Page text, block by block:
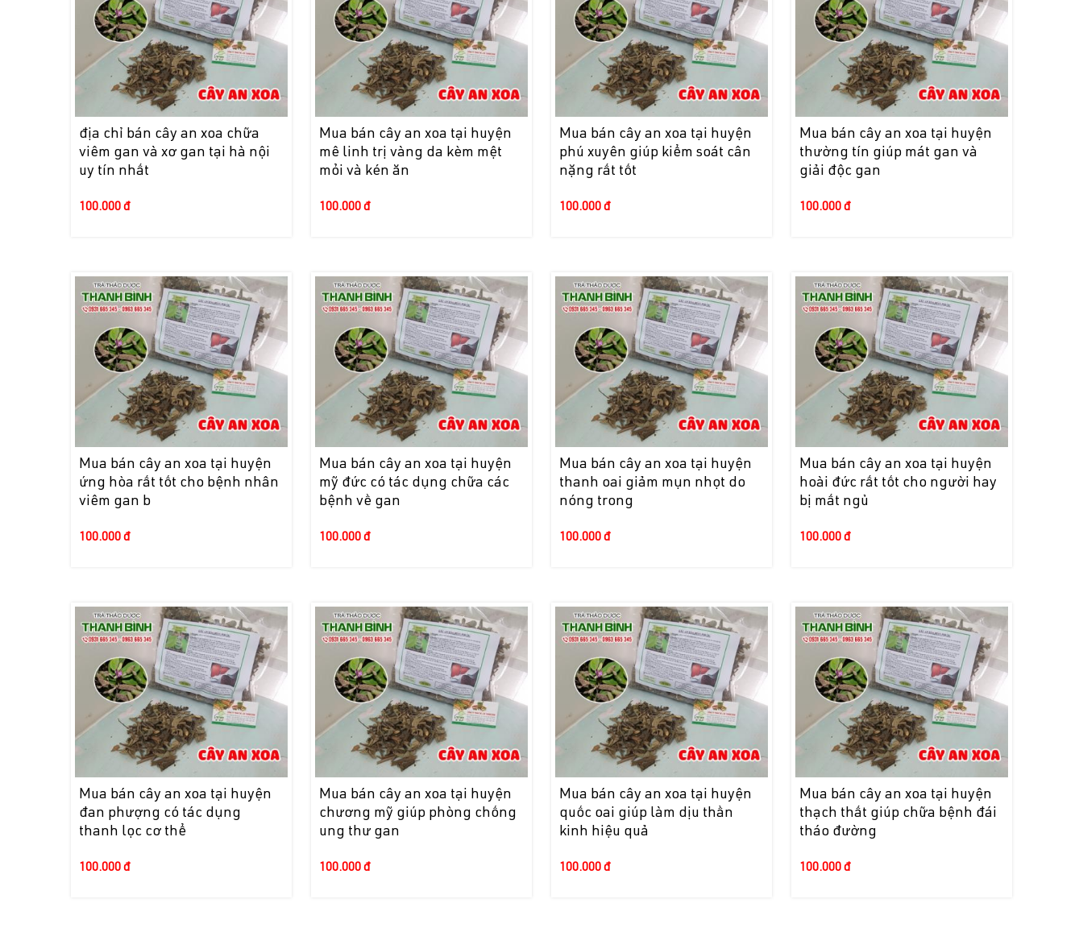
địa chỉ bán cây an xoa chữa
viêm gan và xơ gan tại hà nội
uy tín nhất
100.000 đ
Mua bán cây an xoa tại huyện
mê linh trị vàng da kèm mệt
mỏi và kén ăn
100.000 đ
Mua bán cây an xoa tại huyện
phú xuyên giúp kiểm soát cân
nặng rất tốt
100.000 đ
Mua bán cây an xoa tại huyện
thường tín giúp mát gan và
giải độc gan
100.000 đ
Mua bán cây an xoa tại huyện
ứng hòa rất tốt cho bệnh nhân
viêm gan b
100.000 đ
Mua bán cây an xoa tại huyện
mỹ đức có tác dụng chữa các
bệnh về gan
100.000 đ
Mua bán cây an xoa tại huyện
thanh oai giảm mụn nhọt do
nóng trong
100.000 đ
Mua bán cây an xoa tại huyện
hoài đức rất tốt cho người hay
bị mất ngủ
100.000 đ
Mua bán cây an xoa tại huyện
đan phượng có tác dụng
thanh lọc cơ thể
100.000 đ
Mua bán cây an xoa tại huyện
chương mỹ giúp phòng chống
ung thư gan
100.000 đ
Mua bán cây an xoa tại huyện
quốc oai giúp làm dịu thần
kinh hiệu quả
100.000 đ
Mua bán cây an xoa tại huyện
thạch thất giúp chữa bệnh đái
tháo đường
100.000 đ